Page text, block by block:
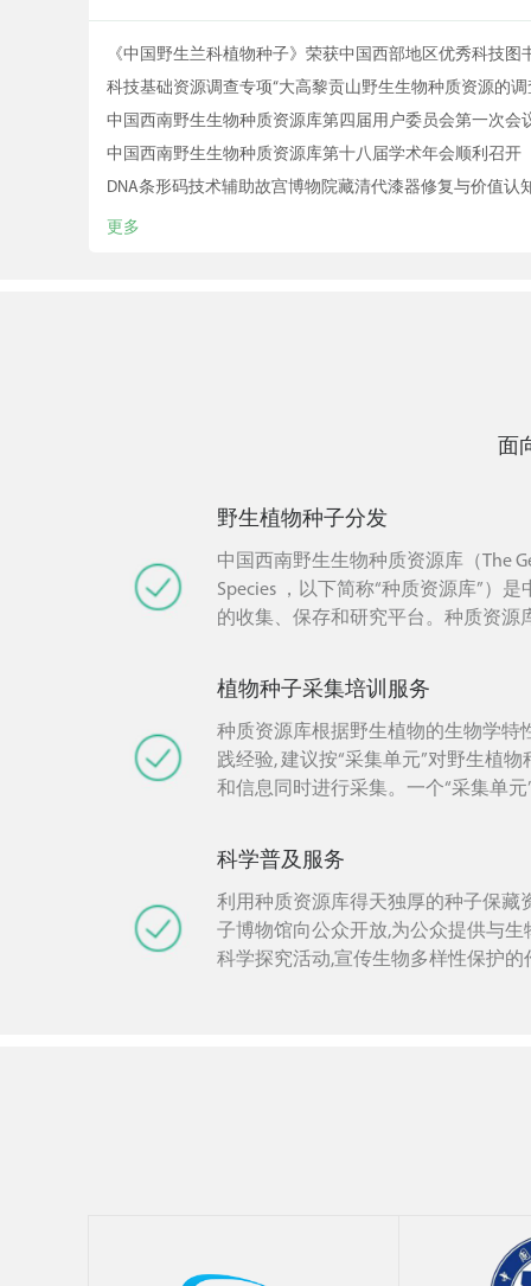
《中国野生兰科植物种子》荣获中国西部地区优秀科技图
等奖
科技基础资源调查专项“大高黎贡山野生生物种质资源的调
集与保存”项目召开2025年度工作总结会议
中国西南野生生物种质资源库第四届用户委员会第一次会
利召开
中国西南野生生物种质资源库第十八届学术年会顺利召开
DNA条形码技术辅助故宫博物院藏清代漆器修复与价值认
更多
面
野生植物种子分发
中国西南野生生物种质资源库（The
Species ，以下简称“种质资源库”）
的收集、保存和研究平台。种质资源
共享遗传资源产生的惠宜为原则，在
损害国家利益的前提下，面向社会各
供野生植物种子、植物DNA样品、植
据，以推动中国和全球野生生物种质
科普和可持续利用。 联系人:0871
植物种子采集培训服务
种质资源库根据野生植物的生物学特
践经验, 建议按“采集单元”对野生植
和信息同时进行采集。一个“采集单
成部分制定了采样策略、种子采集和
采集和鉴定、野外数据和图片的采集
范。通过采集标准规范培训对外服务,
完善相关的技术, 为我国的科研人员
质资源的收集保藏时提供参考和借鉴
科学普及服务
利用种质资源库得天独厚的种子保藏
子博物馆向公众开放,为公众提供与生
科学探究活动,宣传生物多样性保护